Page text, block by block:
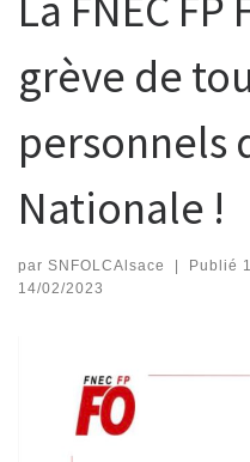
grève de
personnels
Nationale !
par SNFOLCAlsace | Publié
14/02/2023